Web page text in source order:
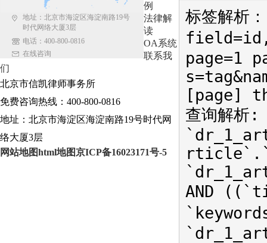
地址：北京市海淀区海淀南路19号
时代网络大厦3层
电话：400-800-0816
在线咨询
标签解
page=1
[page]
查询解析:
AND
例
法律解
读
OA系统
联系我
们
北京市信凯律师事务所
免费咨询热线：400-800-0816
地址：北京市海淀区海淀南路19号时代网
络大厦3层
网站地图html地图京ICP备16023171号-5